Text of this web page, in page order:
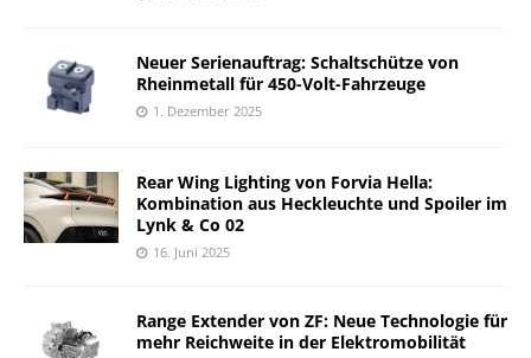
Neuer Serienauftrag: Schaltschütze von
Rheinmetall für 450-Volt-Fahrzeuge
1. Dezember 2025
Rear Wing Lighting von Forvia Hella:
Kombination aus Heckleuchte und Spoiler im
Lynk & Co 02
16. Juni 2025
Range Extender von ZF: Neue Technologie für
mehr Reichweite in der Elektromobilität